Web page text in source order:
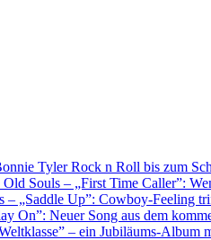
Tyler Rock n Roll bis zum
Souls – „First Time Caller”:
– „Saddle Up”: Cowboy-Feeling
On”: Neuer Song aus dem
– ein Jubiläums-Album